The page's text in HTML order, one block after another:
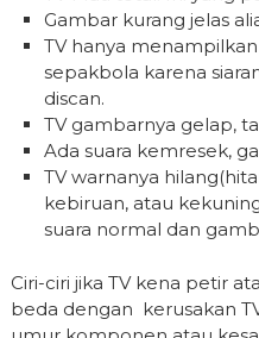
Gambar kurang jelas
TV hanya
sepakbola karena
discan.
TV gambarnya gelap,
Ada suara kemresek,
TV warnanya
kebiruan, atau
suara normal dan
Ciri-ciri jika TV kena petir
beda dengan kerusakan